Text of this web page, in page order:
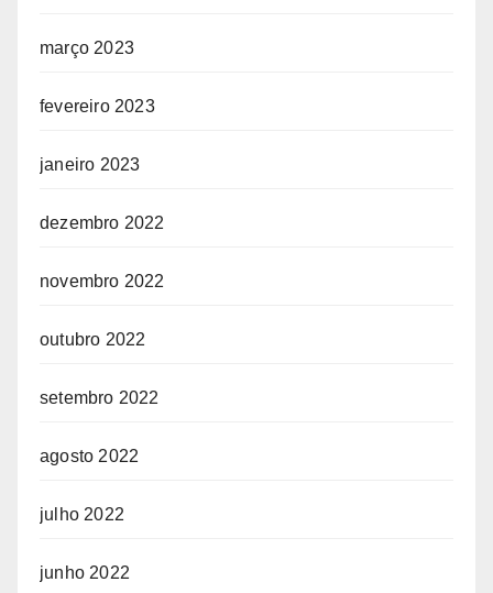
março 2023
fevereiro 2023
janeiro 2023
dezembro 2022
novembro 2022
outubro 2022
setembro 2022
agosto 2022
julho 2022
junho 2022